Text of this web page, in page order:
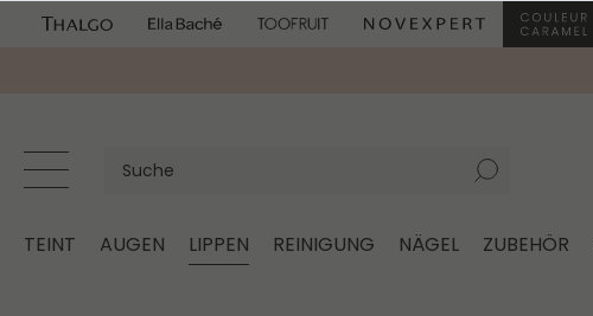
TEINT AUGEN LIPPEN REINIGUNG NÄGEL ZUBEHÖR